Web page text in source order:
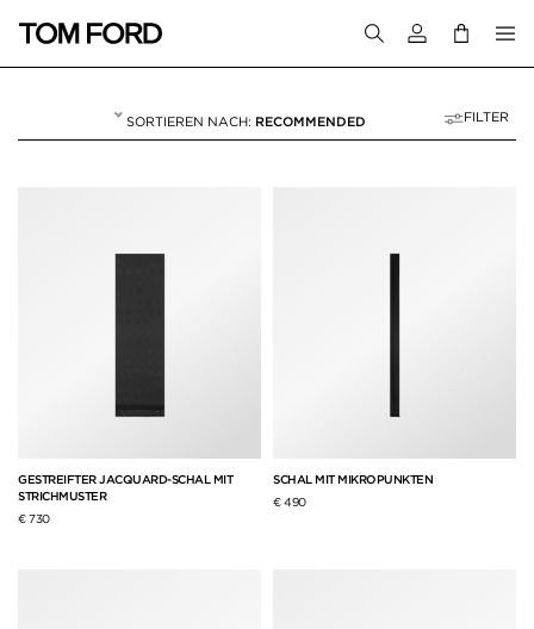
Melden Sie
RECOMMENDED FILTER
GESTREIFTER JACQUARD-SCHAL MIT
STRICHMUSTER
€ 730
SCHAL MIT MIKROPUNKTEN
€ 490